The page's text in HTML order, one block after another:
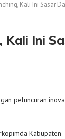
Kali Ini Sasar
Kali Ini
peluncuran